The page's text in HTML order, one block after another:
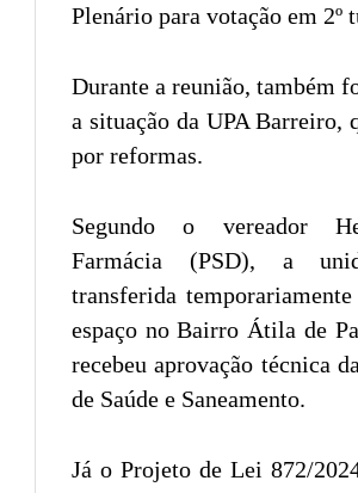
Plenário para votação em 2º
Durante a reunião, também
a situação da UPA Barreiro,
por reformas.
Segundo o vereador
Farmácia (PSD), a
transferida
espaço no Bairro Átila de
recebeu aprovação técnica
de Saúde e Saneamento.
Já o Projeto de Lei 872/